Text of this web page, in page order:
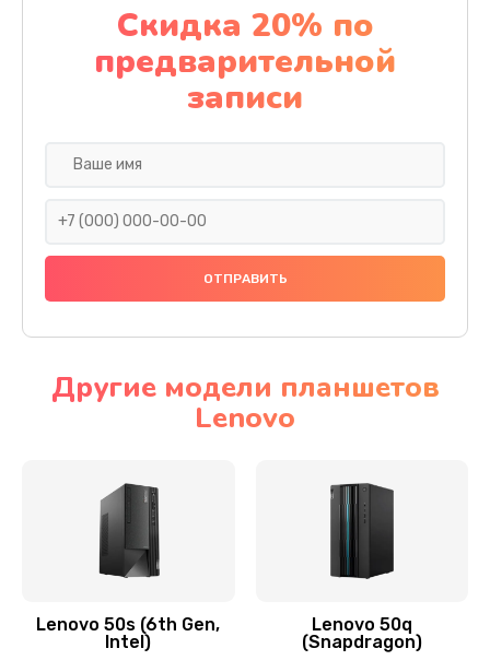
Замена аккумулятора
1130 руб.
Заказать
Замена дисплея (экрана)
Замена тачскрина
Замена разъема питания
Замена мультиконтроллера
Заказать
Скидка 20% по
предварительной
записи
Другие модели планшетов
Lenovo
Lenovo 50s (6th Gen,
Intel)
Lenovo 50q
(Snapdragon)